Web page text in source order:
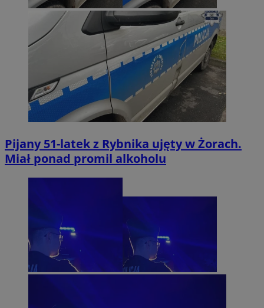
Pijany 51-latek z Rybnika ujęty w Żorach.
Miał ponad promil alkoholu